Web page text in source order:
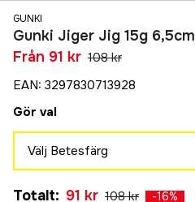
GUNKI
Gunki Jiger Jig 15g 6,5cm
Från 91 kr 108 kr
EAN: 3297830713928
Gör val
Välj Betesfärg
119 kr
Totalt: 91 kr 108 kr -16%